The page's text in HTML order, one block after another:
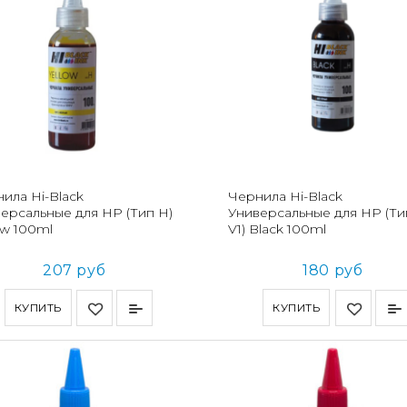
КУПИТЬ
Hi-Black
для HP (Тип H)
100ml
207 руб
КУПИТЬ
Чернила Hi-Black
Универсальные для HP
V1) Black 100ml
180 руб